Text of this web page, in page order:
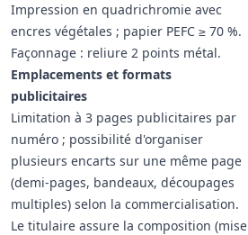
Impression en quadrichromie avec
encres végétales ; papier PEFC ≥ 70 %.
Façonnage : reliure 2 points métal.
Emplacements et formats
publicitaires
Limitation à 3 pages publicitaires par
numéro ; possibilité d'organiser
plusieurs encarts sur une même page
(demi-pages, bandeaux, découpages
multiples) selon la commercialisation.
Le titulaire assure la composition (mise